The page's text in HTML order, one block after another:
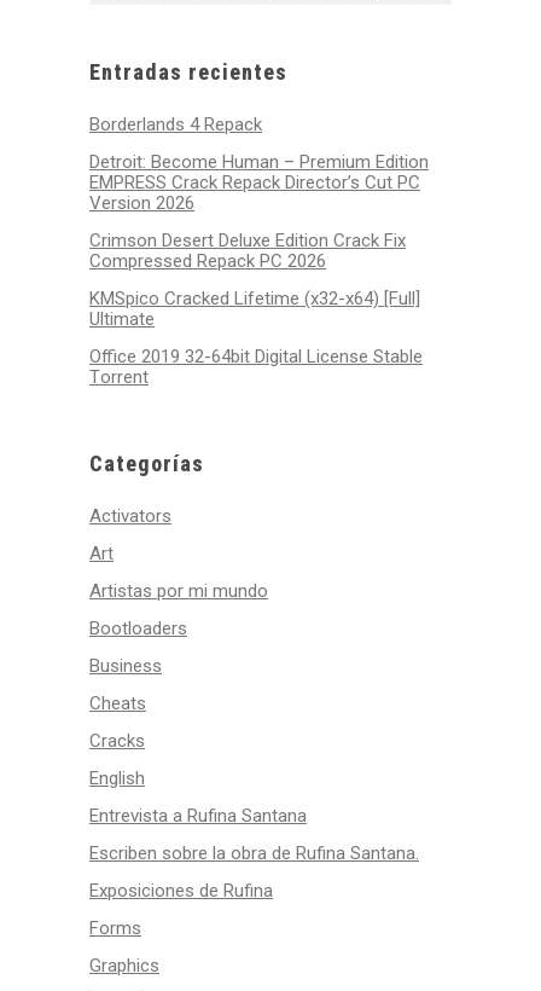
Entradas recientes
Borderlands 4 Repack
Detroit: Become Human – Premium Edition
EMPRESS Crack Repack Director’s Cut PC
Version 2026
Crimson Desert Deluxe Edition Crack Fix
Compressed Repack PC 2026
KMSpico Cracked Lifetime (x32-x64) [Full]
Ultimate
Office 2019 32-64bit Digital License Stable
Tоrrеnt
Categorías
Activators
Art
Artistas por mi mundo
Bootloaders
Business
Cheats
Cracks
English
Entrevista a Rufina Santana
Escriben sobre la obra de Rufina Santana.
Exposiciones de Rufina
Forms
Graphics